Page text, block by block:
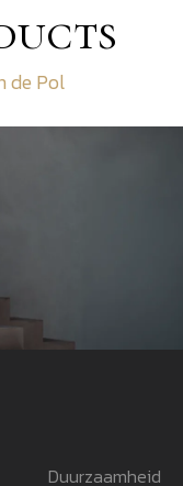
de Pol
Duurzaamheid